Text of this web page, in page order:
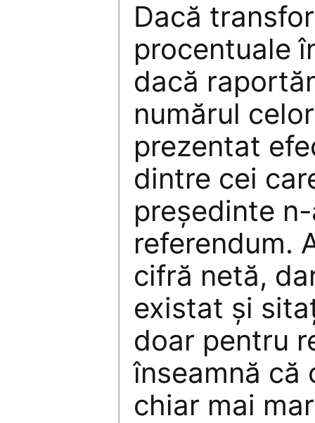
Dacă
procentuale
dacă
numărul
prezentat
dintre cei
preşedinte
referendum.
cifră netă,
existat şi
doar pentru
înseamnă că
chiar mai